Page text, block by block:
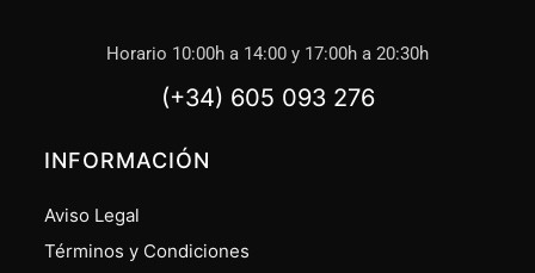
Horario 10:00h a 14:00 y 17:00h a 20:30h
(+34) 605 093 276
INFORMACIÓN
Aviso Legal
Términos y Condiciones